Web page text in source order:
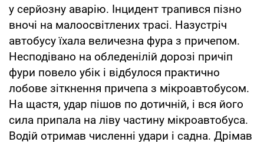
у серйозну аварію. Інцидент трапився пізно
вночі на малоосвітлених трасі. Назустріч
автобусу їхала величезна фура з причепом.
Несподівано на обледенілій дорозі причіп
фури повело убік і відбулося практично
лобове зіткнення причепа з мікроавтобусом.
На щастя, удар пішов по дотичній, і вся його
сила припала на ліву частину мікроавтобуса.
Водій отримав численні удари і садна. Дрімав